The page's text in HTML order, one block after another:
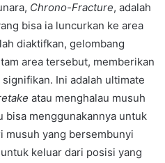
Chrono-Fracture, adalah
bisa ia luncurkan ke area
diaktifkan, gelombang
area tersebut, memberikan
signifikan. Ini adalah ultimate
atau menghalau musuh
bisa menggunakannya untuk
musuh yang bersembunyi
keluar dari posisi yang